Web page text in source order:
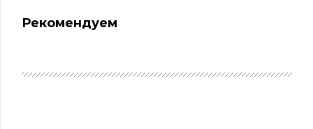
Рекомендуем